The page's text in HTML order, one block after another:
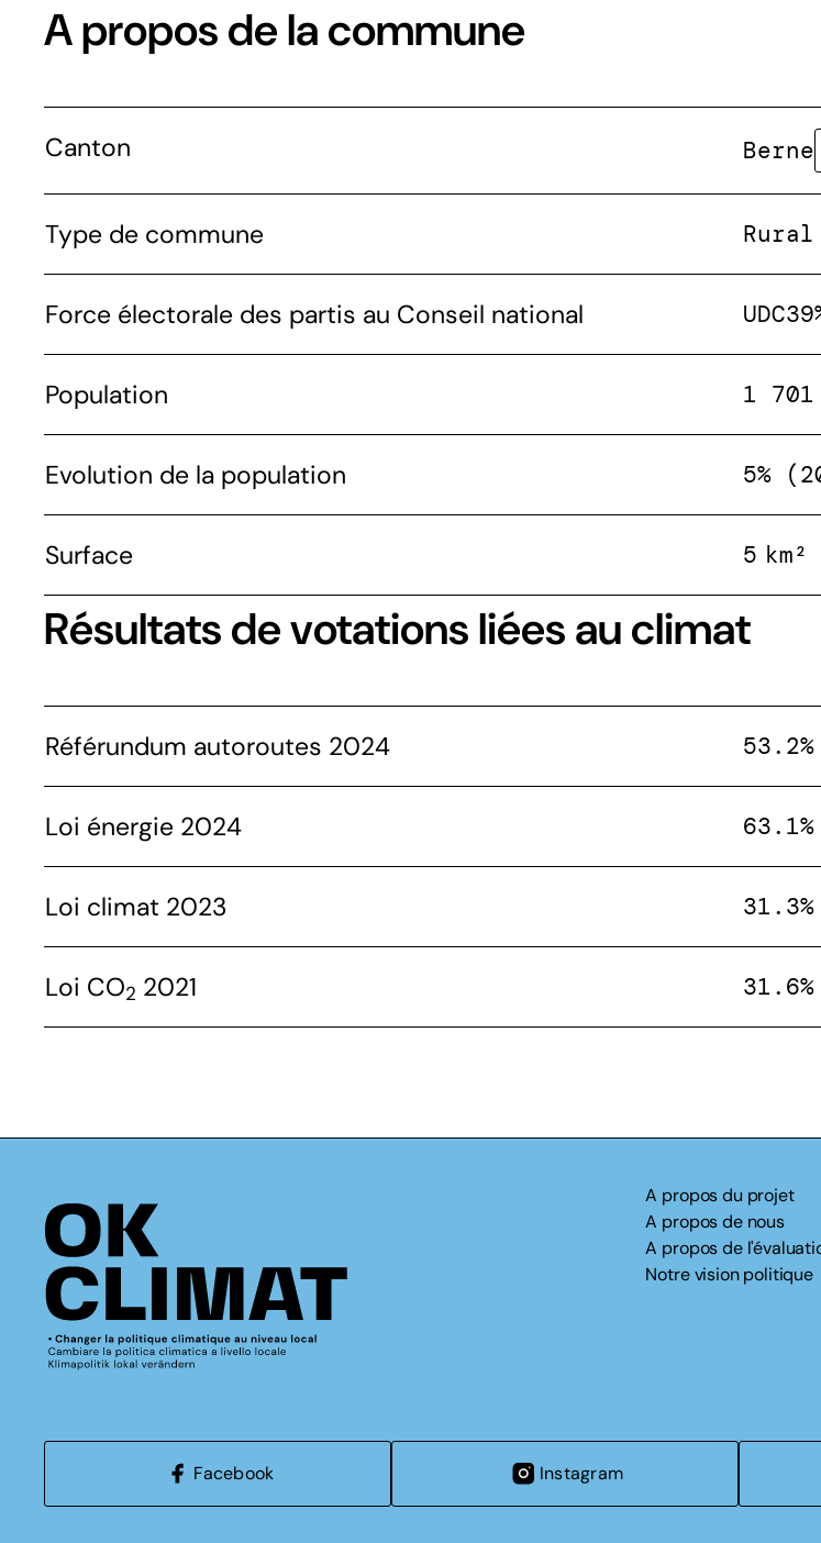
A propos de la commune
Canton Berne
Type de commune Rural
Force électorale des partis au Conseil national UDC
Population 1
Evolution de la population 5%
Surface 5 km²
Résultats de votations liées au climat
Référundum autoroutes 2024
Loi énergie 2024
Loi climat 2023
Loi CO2 2021
A propos du projet
A propos de nous
A propos de
Notre vision politique
Facebook Instagram